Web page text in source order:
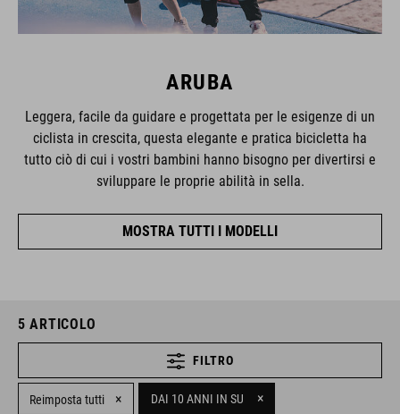
ARUBA
Leggera, facile da guidare e progettata per le esigenze di un
ciclista in crescita, questa elegante e pratica bicicletta ha
tutto ciò di cui i vostri bambini hanno bisogno per divertirsi e
sviluppare le proprie abilità in sella.
MOSTRA TUTTI I MODELLI
5 ARTICOLO
FILTRO
Reimposta tutti × DAI 10 ANNI IN SU ×